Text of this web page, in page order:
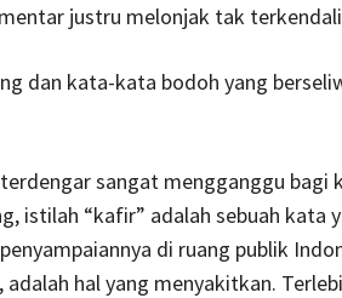
justru melonjak tak
dan kata-kata bodoh yang
sangat mengganggu bagi
istilah “kafir” adalah sebuah kata
di ruang publik
hal yang menyakitkan.